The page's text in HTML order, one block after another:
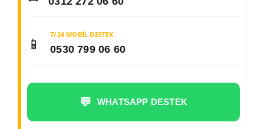
📱 7/24 MOBIL DESTEK
0530 799 06 60
💬 WHATSAPP DESTEK